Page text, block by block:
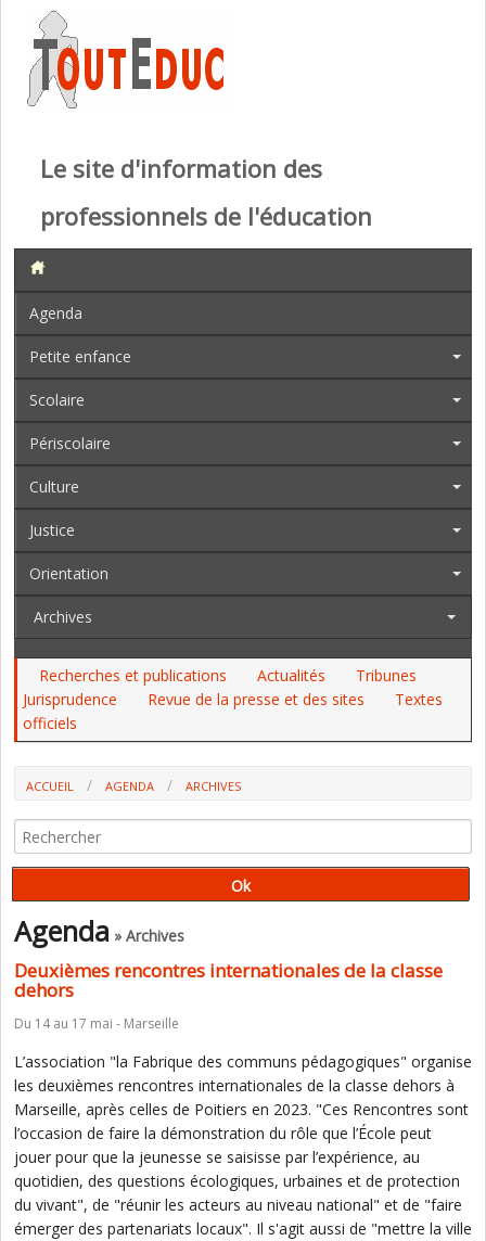
Le site d'information des
professionnels de l'éducation
Agenda
Petite enfance
Scolaire
Périscolaire
Culture
Justice
Orientation
Archives
Recherches et publications Actualités
Tribunes
Jurisprudence
Revue de la presse et des sites
Textes
officiels
ACCUEIL AGENDA
ARCHIVES
Agenda » Archives
Deuxièmes rencontres internationales de la classe
dehors
Du 14 au 17 mai - Marseille
L’association "la Fabrique des communs pédagogiques" organise
les deuxièmes rencontres internationales de la classe dehors à
Marseille, après celles de Poitiers en 2023. "Ces Rencontres sont
l’occasion de faire la démonstration du rôle que l’École peut
jouer pour que la jeunesse se saisisse par l’expérience, au
quotidien, des questions écologiques, urbaines et de protection
du vivant", de "réunir les acteurs au niveau national" et de "faire
émerger des partenariats locaux". Il s'agit aussi de "mettre la ville